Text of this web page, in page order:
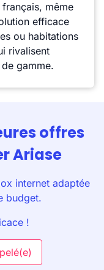
même
efficace
ou habitations
rivalisent
gamme.
offres
Ariase
internet adaptée
budget.
!